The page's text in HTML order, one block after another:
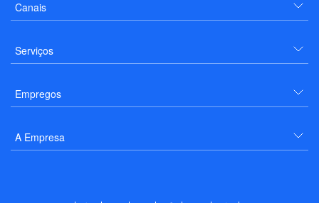
Canais
Serviços
Empregos
A Empresa